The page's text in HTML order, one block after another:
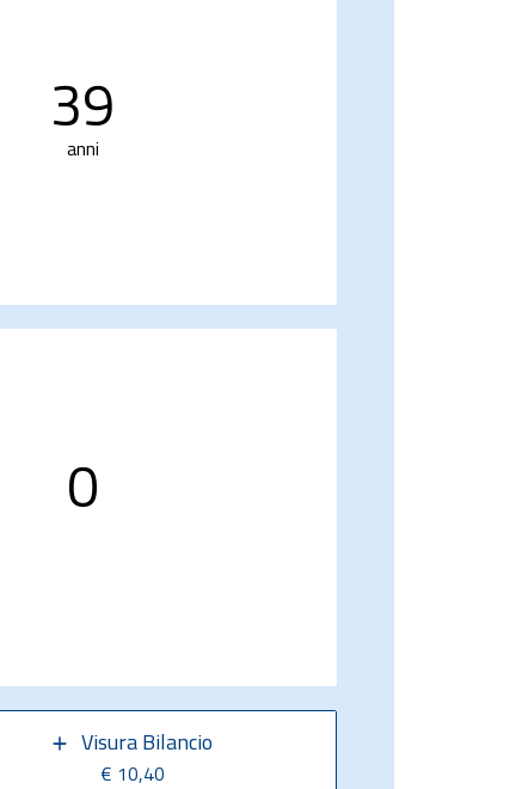
39
anni
0
Visura Bilancio
€ 10,40